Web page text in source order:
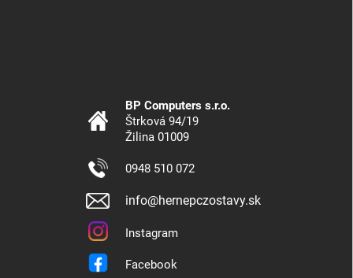
BP Computers s.r.o.
Štrková 94/19
Žilina 01009
0948 510 072
info@hernepczostavy.sk
Instagram
Facebook